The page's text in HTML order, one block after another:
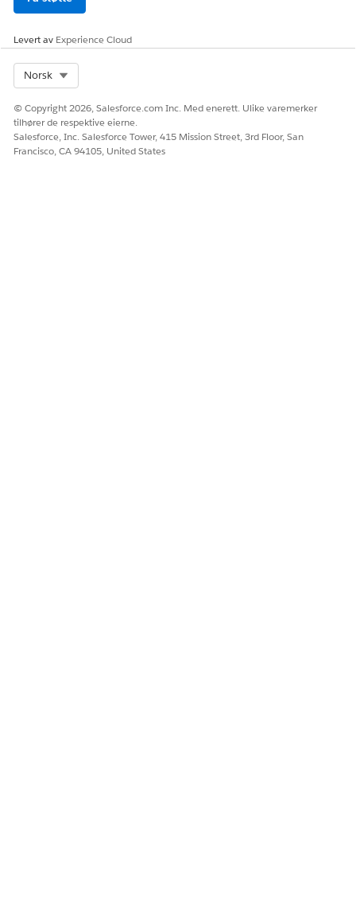
HJALP DENNE ARTIKKELEN MED Å LØSE PROBLEMET DITT?
La oss få vite det slik at vi kan forbedre!
Levert av Experience Cloud
Norsk
© Copyright 2026, Salesforce.com Inc. Med enerett. Ulike varemerker
tilhører de respektive eierne.
Salesforce, Inc. Salesforce Tower, 415 Mission Street, 3rd Floor, San
Francisco, CA 94105, United States